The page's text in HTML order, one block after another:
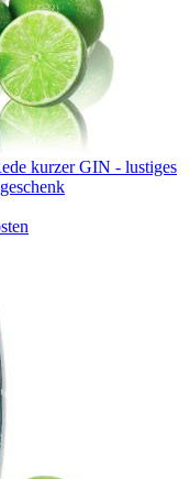
kurzer GIN - lustiges